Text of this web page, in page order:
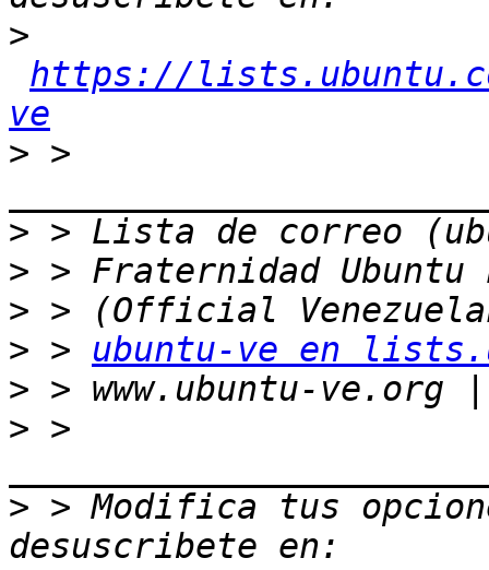
>
https://
ve
> >
>
>
>
> > ubuntu-ve en
>
> >
> > Modifica tus